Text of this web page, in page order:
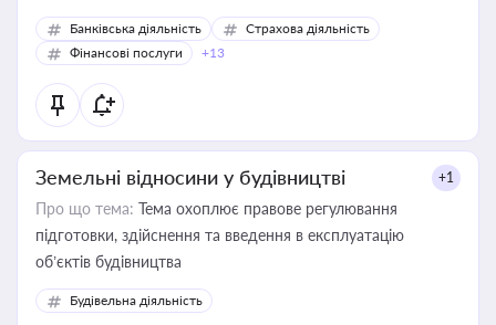
Банківська діяльність
Страхова діяльність
Фінансові послуги
+13
Земельні відносини у будівництві +1
Про що тема: Тема охоплює правове регулювання
підготовки, здійснення та введення в експлуатацію
об’єктів будівництва
Будівельна діяльність